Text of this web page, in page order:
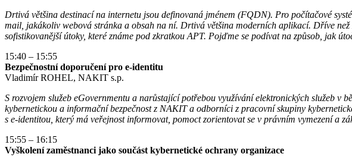
Drtivá většina destinací na internetu jsou definovaná jménem (FQDN). Pro počítačové
mail, jakákoliv webová stránka a obsah na ní. Drtivá většina moderních aplikací. Dříve
sofistikovanější útoky, které známe pod zkratkou APT. Pojďme se podívat na způsob, jak
15:40 – 15:55
Bezpečnostní doporučení pro e-identitu
Vladimír ROHEL, NAKIT s.p.
S rozvojem služeb eGovernmentu a narůstající potřebou využívání elektronických služeb v
kybernetickou a informační bezpečnost z NAKIT a odborníci z pracovní skupiny
s e-identitou, který má veřejnost informovat, pomoct zorientovat se v právním vymezení a
15:55 – 16:15
Vyškolení zaměstnanci jako součást kybernetické ochrany organizace